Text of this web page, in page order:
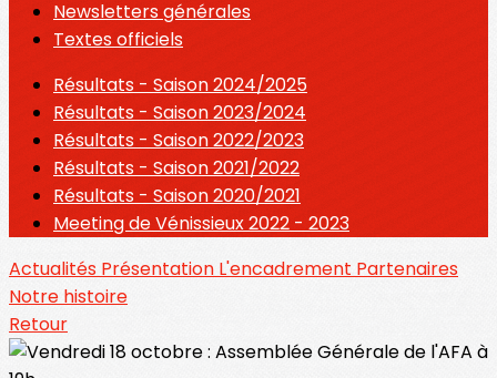
Newsletters générales
Textes officiels
Résultats - Saison 2024/2025
Résultats - Saison 2023/2024
Résultats - Saison 2022/2023
Résultats - Saison 2021/2022
Résultats - Saison 2020/2021
Meeting de Vénissieux 2022 - 2023
Actualités Présentation L'encadrement Partenaires
Notre histoire
Retour